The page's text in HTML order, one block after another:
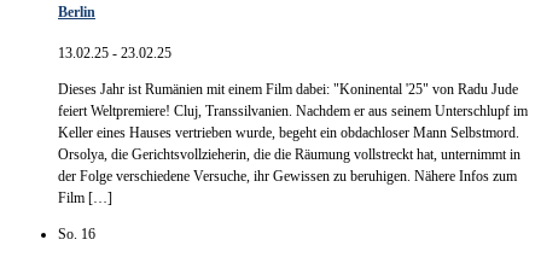
Berlin
13.02.25 - 23.02.25
Dieses Jahr ist Rumänien mit einem Film dabei: "Koninental '25" von Radu Jude
feiert Weltpremiere! Cluj, Transsilvanien. Nachdem er aus seinem Unterschlupf im
Keller eines Hauses vertrieben wurde, begeht ein obdachloser Mann Selbstmord.
Orsolya, die Gerichtsvollzieherin, die die Räumung vollstreckt hat, unternimmt in
der Folge verschiedene Versuche, ihr Gewissen zu beruhigen. Nähere Infos zum
Film […]
So. 16